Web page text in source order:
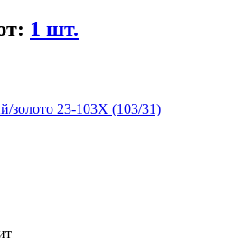
1 шт.
23-103X (103/31)